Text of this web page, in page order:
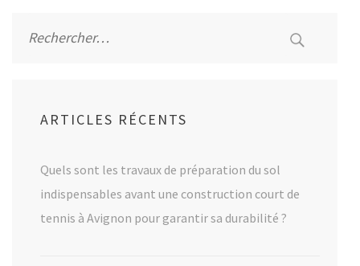
ARTICLES RÉCENTS
Quels sont les travaux de préparation du sol
indispensables avant une construction court de
tennis à Avignon pour garantir sa durabilité ?